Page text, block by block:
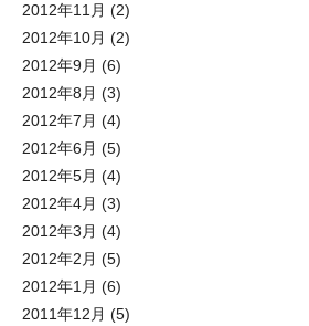
2012年11月 (2)
2012年10月 (2)
2012年9月 (6)
2012年8月 (3)
2012年7月 (4)
2012年6月 (5)
2012年5月 (4)
2012年4月 (3)
2012年3月 (4)
2012年2月 (5)
2012年1月 (6)
2011年12月 (5)